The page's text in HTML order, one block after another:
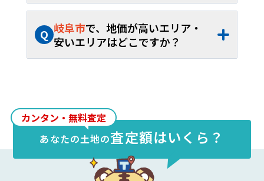
A 岐阜市の土地売却相場は、約22.1万円/坪
（約4.26万円～約233.7万円/坪）、平米単
価約6.68万円/㎡（約1.29万円～約
70.7万
Q 岐阜市で、地価が高いエリア・
安いエリアはどこですか？
円/坪（約1.29万円/㎡
カンタン・無料査定
あなたの土地の査定額はいくら？